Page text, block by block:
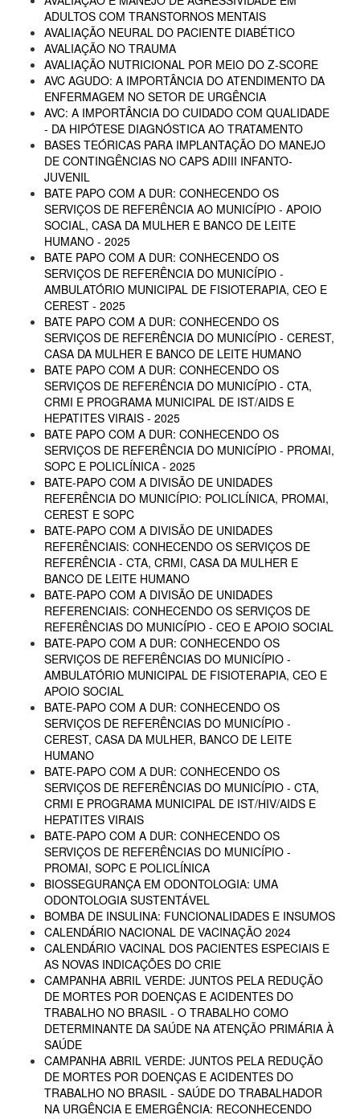
ADULTOS COM TRANSTORNOS MENTAIS
AVALIAÇÃO NEURAL DO PACIENTE DIABÉTICO
AVALIAÇÃO NO TRAUMA
AVALIAÇÃO NUTRICIONAL POR MEIO DO Z-SCORE
AVC AGUDO: A IMPORTÂNCIA DO ATENDIMENTO DA
ENFERMAGEM NO SETOR DE URGÊNCIA
AVC: A IMPORTÂNCIA DO CUIDADO COM QUALIDADE
- DA HIPÓTESE DIAGNÓSTICA AO TRATAMENTO
BASES TEÓRICAS PARA IMPLANTAÇÃO DO MANEJO
DE CONTINGÊNCIAS NO CAPS ADIII INFANTO-
JUVENIL
BATE PAPO COM A DUR: CONHECENDO OS
SERVIÇOS DE REFERÊNCIA AO MUNICÍPIO - APOIO
SOCIAL, CASA DA MULHER E BANCO DE LEITE
HUMANO - 2025
BATE PAPO COM A DUR: CONHECENDO OS
SERVIÇOS DE REFERÊNCIA DO MUNICÍPIO -
AMBULATÓRIO MUNICIPAL DE FISIOTERAPIA, CEO E
CEREST - 2025
BATE PAPO COM A DUR: CONHECENDO OS
SERVIÇOS DE REFERÊNCIA DO MUNICÍPIO - CEREST,
CASA DA MULHER E BANCO DE LEITE HUMANO
BATE PAPO COM A DUR: CONHECENDO OS
SERVIÇOS DE REFERÊNCIA DO MUNICÍPIO - CTA,
CRMI E PROGRAMA MUNICIPAL DE IST/AIDS E
HEPATITES VIRAIS - 2025
BATE PAPO COM A DUR: CONHECENDO OS
SERVIÇOS DE REFERÊNCIA DO MUNICÍPIO - PROMAI,
SOPC E POLICLÍNICA - 2025
BATE-PAPO COM A DIVISÃO DE UNIDADES
REFERÊNCIA DO MUNICÍPIO: POLICLÍNICA, PROMAI,
CEREST E SOPC
BATE-PAPO COM A DIVISÃO DE UNIDADES
REFERÊNCIAIS: CONHECENDO OS SERVIÇOS DE
REFERÊNCIA - CTA, CRMI, CASA DA MULHER E
BANCO DE LEITE HUMANO
BATE-PAPO COM A DIVISÃO DE UNIDADES
REFERENCIAIS: CONHECENDO OS SERVIÇOS DE
REFERÊNCIAS DO MUNICÍPIO - CEO E APOIO SOCIAL
BATE-PAPO COM A DUR: CONHECENDO OS
SERVIÇOS DE REFERÊNCIAS DO MUNICÍPIO -
AMBULATÓRIO MUNICIPAL DE FISIOTERAPIA, CEO E
APOIO SOCIAL
BATE-PAPO COM A DUR: CONHECENDO OS
SERVIÇOS DE REFERÊNCIAS DO MUNICÍPIO -
CEREST, CASA DA MULHER, BANCO DE LEITE
HUMANO
BATE-PAPO COM A DUR: CONHECENDO OS
SERVIÇOS DE REFERÊNCIAS DO MUNICÍPIO - CTA,
CRMI E PROGRAMA MUNICIPAL DE IST/HIV/AIDS E
HEPATITES VIRAIS
BATE-PAPO COM A DUR: CONHECENDO OS
SERVIÇOS DE REFERÊNCIAS DO MUNICÍPIO -
PROMAI, SOPC E POLICLÍNICA
BIOSSEGURANÇA EM ODONTOLOGIA: UMA
ODONTOLOGIA SUSTENTÁVEL
BOMBA DE INSULINA: FUNCIONALIDADES E INSUMOS
CALENDÁRIO NACIONAL DE VACINAÇÃO 2024
CALENDÁRIO VACINAL DOS PACIENTES ESPECIAIS E
AS NOVAS INDICAÇÕES DO CRIE
CAMPANHA ABRIL VERDE: JUNTOS PELA REDUÇÃO
DE MORTES POR DOENÇAS E ACIDENTES DO
TRABALHO NO BRASIL - O TRABALHO COMO
DETERMINANTE DA SAÚDE NA ATENÇÃO PRIMÁRIA À
SAÚDE
CAMPANHA ABRIL VERDE: JUNTOS PELA REDUÇÃO
DE MORTES POR DOENÇAS E ACIDENTES DO
TRABALHO NO BRASIL - SAÚDE DO TRABALHADOR
NA URGÊNCIA E EMERGÊNCIA: RECONHECENDO